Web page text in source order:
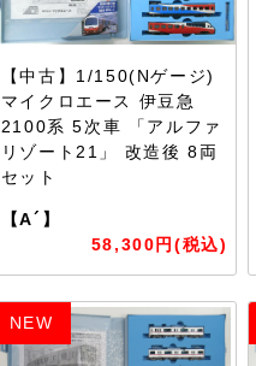
【中古】1/150(Nゲージ)
マイクロエース 伊豆急
2100系 5次車 「アルファ
リゾート21」 改造後 8両
セット
【A´】
58,300円(税込)
NEW